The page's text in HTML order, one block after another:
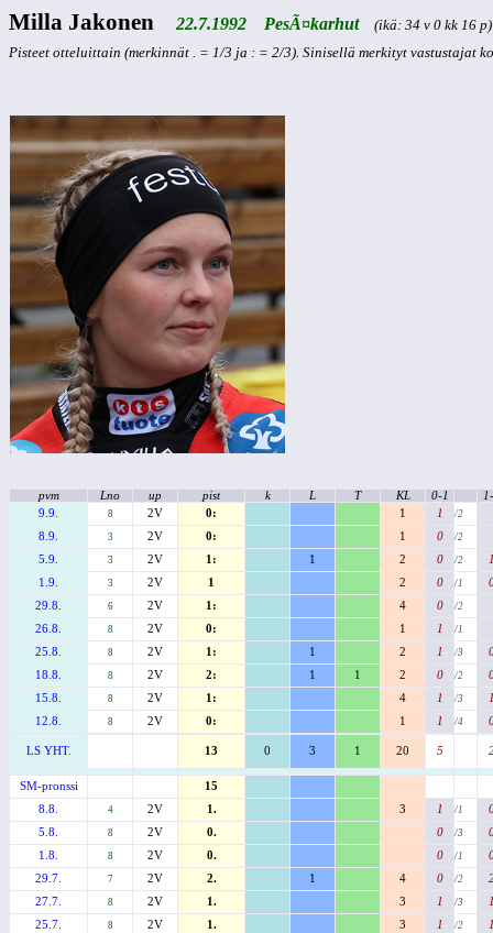
Milla Jakonen22.7.1992 PesÃ¤karhut
(ikä: 34 v 0 kk 16 p)
Pisteet otteluittain (merkinnät . = 1/3 ja : = 2/3). Sinisellä merkityt vastustajat
pvm Lno up pist k L T KL 0-1
9.9.
8 2V 0: 1 1 /2
8.9. 3 2V 0: 1 0 /2
5.9. 3 2V 1: 1 2 0 /2
1.9.
3 2V 1 2 0 /1
29.8.
6 2V 1: 4 0 /2
26.8. 8 2V 0: 1 1 /1
25.8. 8 2V 1: 1 2 1 /3
18.8.
8 2V 2: 1 1 2 0 /2
15.8.
8 2V 1: 4 1 /3
12.8.
8 2V 0: 1 1 /4
LS YHT. 13 0 3 1 20 5
SM-pronssi
15
8.8.
4 2V 1. 3 1 /1
5.8.
8 2V 0. 0 /3
1.8.
8 2V 0. 0 /1
29.7.
7 2V 2. 1 4 0 /2
27.7.
8 2V 1. 3 1 /3
25.7.
8 2V 1. 3 1 /2